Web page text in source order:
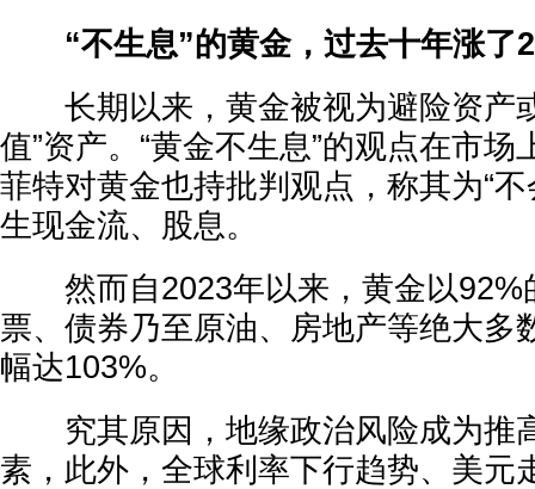
“不生息”的黄金，过去十年涨了
长期以来，黄金被视为避险资产
值”资产。“黄金不生息”的观点在市
菲特对黄金也持批判观点，称其为“
生现金流、股息。
然而自2023年以来，黄金以92%
票、债券乃至原油、房地产等绝大多
幅达103%。
究其原因，地缘政治风险成为推
素，此外，全球利率下行趋势、美元